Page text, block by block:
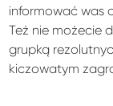
informować was
Też nie możecie
grupką
kiczowatym